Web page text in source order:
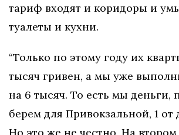
тариф входят и коридоры и
туалеты и кухни.
“Только по этому году их
тысяч гривен, а мы уже
на 6 тысяч. То есть мы деньги,
берем для Привокзальной, 1 от
Но это же не честно. На втором